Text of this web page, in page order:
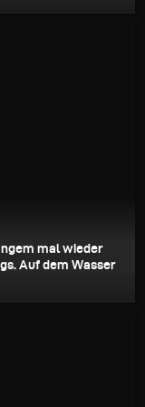
mal wieder
Auf dem Wasser